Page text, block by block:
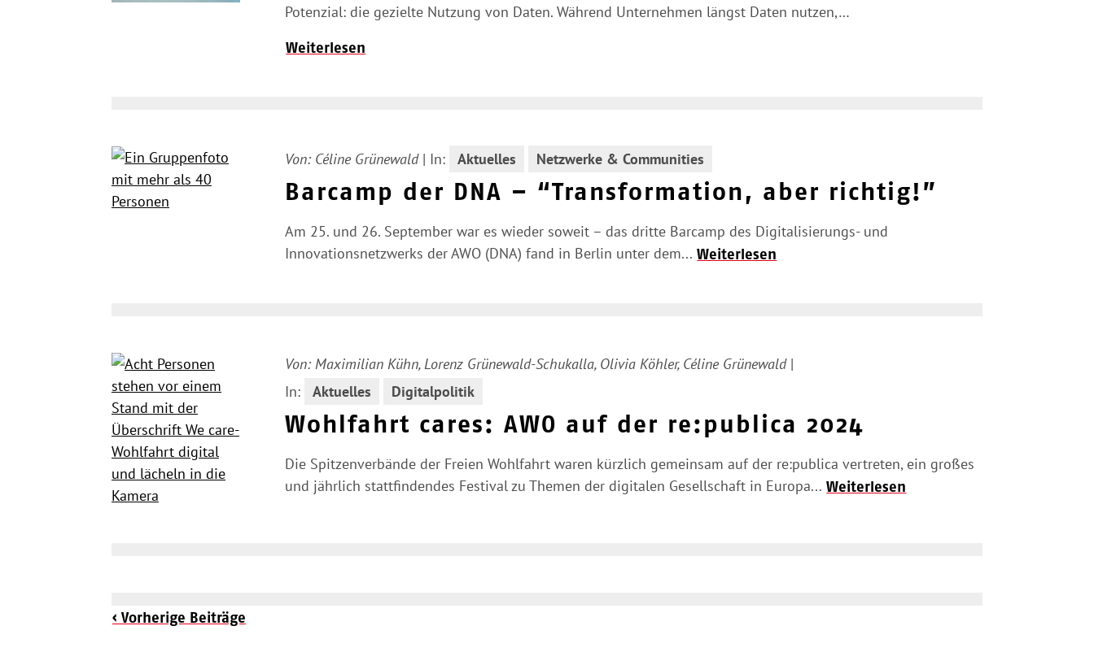
Potenzial: die gezielte Nutzung von Daten. Während Unternehmen längst Daten nutzen,…
Weiterlesen
Von: Céline Grünewald | In: Aktuelles Netzwerke & Communities
Barcamp der DNA – “Transformation, aber richtig!”
Am 25. und 26. September war es wieder soweit – das dritte Barcamp des Digitalisierungs- und
Innovationsnetzwerks der AWO (DNA) fand in Berlin unter dem... Weiterlesen
Von: Maximilian Kühn, Lorenz Grünewald-Schukalla, Olivia Köhler, Céline Grünewald |
In:
Aktuelles Digitalpolitik
Wohlfahrt cares: AWO auf der re:publica 2024
Die Spitzenverbände der Freien Wohlfahrt waren kürzlich gemeinsam auf der re:publica vertreten, ein großes
und jährlich stattfindendes Festival zu Themen der digitalen Gesellschaft in Europa... Weiterlesen
Beitragsnavigation
‹ Vorherige Beiträge